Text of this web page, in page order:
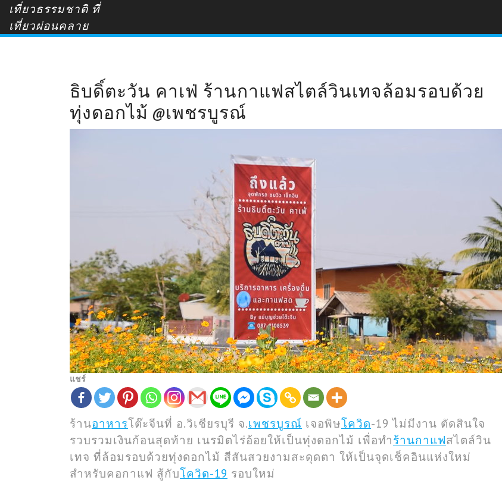
เที่ยวธรรมชาติ ที่
เที่ยวผ่อนคลาย
ธิบดิ์ตะวัน คาเฟ่ ร้านกาแฟสไตล์วินเทจล้อมรอบด้วย
ทุ่งดอกไม้ @เพชรบูรณ์
แชร์
ร้านอาหารโต๊ะจีนที่ อ.วิเชียรบุรี จ.เพชรบูรณ์ เจอพิษโควิด-19 ไม่มีงาน ตัดสินใจ
รวบรวมเงินก้อนสุดท้าย เนรมิตไร่อ้อยให้เป็นทุ่งดอกไม้ เพื่อทำร้านกาแฟสไตล์วิน
เทจ ที่ล้อมรอบด้วยทุ่งดอกไม้ สีสันสวยงามสะดุดตา ให้เป็นจุดเช็คอินแห่งใหม่
สำหรับคอกาแฟ สู้กับโควิด-19 รอบใหม่